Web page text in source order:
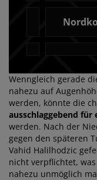
Wenngleich gerade
nahezu auf
werden, könnte die
ausschlaggebend für
werden. Nach der
gegen den späteren
Vahid Halilhodzic
nicht verpflichtet,
nahezu unmöglich